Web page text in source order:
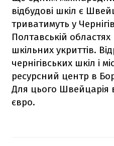
відбудові шкіл є
триватимуть у
Полтавській
шкільних укриттів.
чернігівських шкіл і
ресурсний центр в
Для цього Швейцарія
євро.